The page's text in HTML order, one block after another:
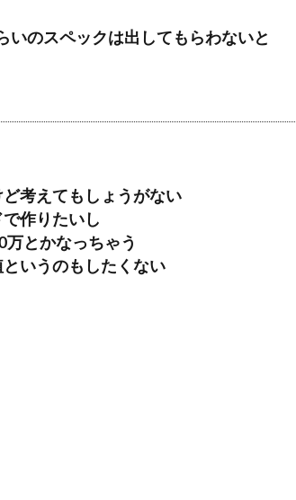
いのスペックは出してもらわないと
考えてもしょうがない
作りたいし
とかなっちゃう
いうのもしたくない